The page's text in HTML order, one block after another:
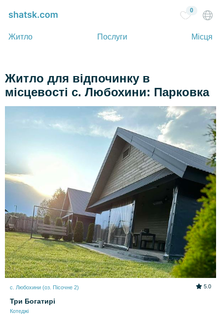
Житло Послуги Місця
0
Житло для відпочинку в
місцевості c. Любохини: Парковка
с. Любохини (оз. Пісочне 2) 5.0
Три Богатирі
Котеджі